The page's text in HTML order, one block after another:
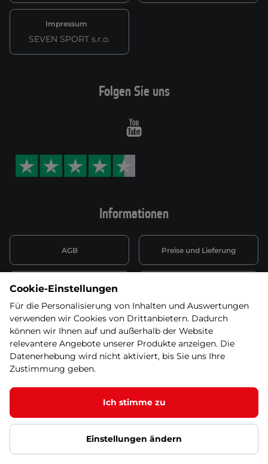
Impressum
SEVEN SPORT s.r.o.
Informationen
AGB Preise und Lieferung
Datenschutzerklärung
Wiederufsbelehrung mit Link
zum Formular
Batterieentsorgung
Informationen zu Elektro-
und Elektonikgeräten
Widerruf erklären
Folgen Sie uns
Youtube
© 2026 SEVEN SPORT s.r.o Alle Rechte vorbehalten1
Datenschutzgrundsätze Google Datenschutz Google
Partnerseiten Cookie-Einstellungen
Cookie-Einstellungen
Für die Personalisierung von Inhalten und Auswertungen
verwenden wir Cookies von Drittanbietern. Dadurch
können wir Ihnen auf und außerhalb der Website
relevantere Angebote unserer Produkte anzeigen. Die
Datenerhebung wird nicht aktiviert, bis Sie uns Ihre
Zustimmung geben.
Ich stimme zu
Einstellungen ändern